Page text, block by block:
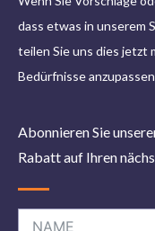
dass etwas in unserem
teilen Sie uns dies jetzt
Bedürfnisse
Abonnieren Sie
Rabatt auf Ihren